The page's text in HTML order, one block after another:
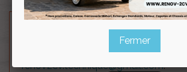
Besoin d'un renseignement
? N'hésitez pas à contacter notre
0254 277 154ou par
renov2cv.technique@gmail.com.
Fermer